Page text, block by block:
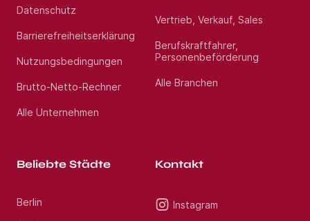
Datenschutz
Barrierefreiheitserklärung
Nutzungsbedingungen
Brutto-Netto-Rechner
Alle Unternehmen
Vertrieb, Verkauf, Sales
Berufskraftfahrer,
Personenbeförderung
Alle Branchen
Beliebte Städte
Berlin
Kontakt
Instagram